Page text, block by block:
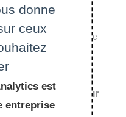
courriel comme
au minimum.
vous avez
à utiliser pour
donne
ceux
est
entreprise